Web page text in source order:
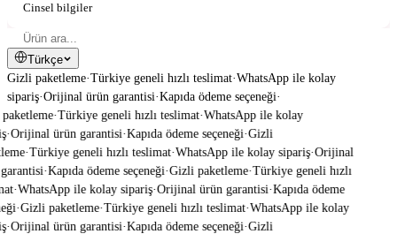
Cinsel bilgiler
Türkçe
Gizli paketleme·Türkiye geneli hızlı teslimat·WhatsApp ile kolay
sipariş·Orijinal ürün garantisi·Kapıda ödeme seçeneği·
·Türkiye geneli hızlı teslimat·WhatsApp ile kolay
·Orijinal ürün garantisi·Kapıda ödeme seçeneği·Gizli
·Türkiye geneli hızlı teslimat·WhatsApp ile kolay sipariş·Orijinal
·Kapıda ödeme seçeneği·Gizli paketleme·Türkiye geneli hızlı
·WhatsApp ile kolay sipariş·Orijinal ürün garantisi·Kapıda ödeme
·Gizli paketleme·Türkiye geneli hızlı teslimat·WhatsApp ile kolay
·Orijinal ürün garantisi·Kapıda ödeme seçeneği·Gizli